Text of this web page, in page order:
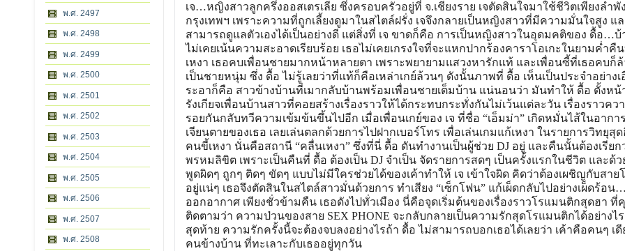
พ.ศ. 2497
พ.ศ. 2498
พ.ศ. 2499
พ.ศ. 2500
พ.ศ. 2501
พ.ศ. 2502
พ.ศ. 2503
พ.ศ. 2504
พ.ศ. 2505
พ.ศ. 2506
พ.ศ. 2507
พ.ศ. 2508
เจ…หญิงสาวลูกครึ่งออสเตรเลีย ซึ่งครอบครัวอยู่ที่ จ.เชียงราย เจตัดสินใจมาใช้ชีวิตเพียงลำพั
กรุงเทพฯ เพราะความที่ถูกเลี้ยงดูมาในสไตล์ฝรั่ง เจจึงกลายเป็นหญิงสาวที่มีความมั่นใจสูง แล
สามารถดูแลตัวเองได้เป็นอย่างดี แต่สิ่งที่ เจ ขาดก็คือ การเป็นหญิงสาวในอุดมคติของ ดื้อ…บ้
ไม่เคยเน้นความสะอาดเรียบร้อย เธอไม่เคยเกรงใจที่จะแหกปากร้องคาราโอเกะในยามค่ำคื
เหงา เธอคบเพื่อนชายมากหน้าหลายตา เพราะพยายามแสวงหารักแท้ และเพื่อนซี้ที่เธอคบก็
เป็นชายหนุ่ม ซึ่ง ดื้อ ไม่รู้เลยว่าที่แท้ก็คือเหล่าเกย์ล้วนๆ ดังนั้นภาพที่ ดื้อ เห็นเป็นประจำอย่างเ
ระอาก็คือ สาวข้างบ้านที่เมากลับบ้านพร้อมเพื่อนชายเต็มบ้าน แน่นอนว่า มันทำให้ ดื้อ ตั้งหน้
รังเกียจเพื่อนบ้านสาวที่คอยสร้างเรื่องราวให้ได้กระทบกระทั่งกันไม่เว้นแต่ละวัน เรื่องราวคว
รอยกันกลับทวีความเข้มข้นขึ้นไปอีก เมื่อเพื่อนเกย์ของ เจ ที่ชื่อ “เอ็มม่า” เกิดหมั่นไส้ในอากา
เจียนตายของเธอ เลยเล่นตลกด้วยการไปฝากเบอร์โทร เพื่อเล่นเกมแก้เหงา ในรายการวิทยุสุ
คนขี้เหงา นั่นคือสถานี “คลื่นเหงา” ซึ่งที่นี่ ดื้อ ดันทำงานเป็นผู้ช่วย DJ อยู่ และคืนนั้นต้องเรียก
พรหมลิขิต เพราะเป็นคืนที่ ดื้อ ต้องเป็น DJ จำเป็น จัดรายการสดๆ เป็นครั้งแรกในชีวิต และด้ว
พูดผิดๆ ถูกๆ ติดๆ ขัดๆ แบบไม่มีใครช่วยได้ของเค้าทำให้ เจ เข้าใจผิด คิดว่าต้องเผชิญกับสาย
อยู่แน่ๆ เธอจึงตัดสินในสไตล์สาวมั่นด้วยการ ทำเสียง “เซ็กโฟน” แก้เผ็ดกลับไปอย่างเผ็ดร้อน
ออกอากาศ เพียงชั่วข้ามคืน เธอดังไปทั่วเมือง นี่คือจุดเริ่มต้นของเรื่องราวโรแมนติกสุดฮา ที่
ติดตามว่า ความป่วนของสาย SEX PHONE จะกลับกลายเป็นความรักสุดโรแมนติกได้อย่างไ
สุดท้าย ความรักครั้งนี้จะต้องจบลงอย่างไรถ้า ดื้อ ไม่สามารถบอกเธอได้เลยว่า เค้าคือคนๆ เดี
คนข้างบ้าน ที่ทะเลาะกับเธออยู่ทุกวัน